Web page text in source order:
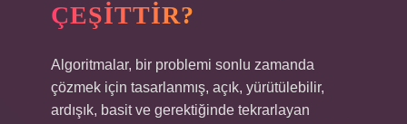
ÇEŞITTIR?
Algoritmalar, bir problemi sonlu zamanda
çözmek için tasarlanmış, açık, yürütülebilir,
ardışık, basit ve gerektiğinde tekrarlayan